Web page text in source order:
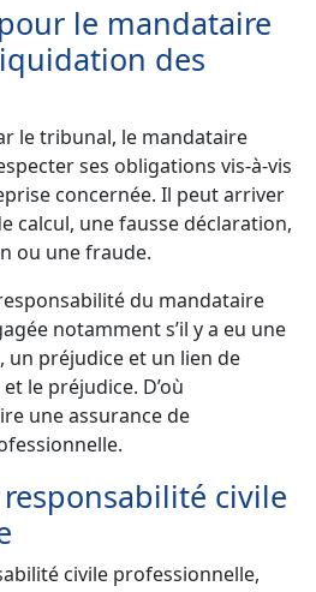
le mandataire
des
le tribunal, le mandataire
ses obligations vis-à-vis
concernée. Il peut arriver
calcul, une fausse déclaration,
ou une fraude.
du mandataire
notamment s’il y a eu une
préjudice et un lien de
le préjudice. D’où
une assurance de
responsabilité civile
civile professionnelle,